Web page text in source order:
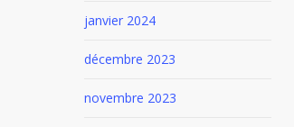
janvier 2024
décembre 2023
novembre 2023